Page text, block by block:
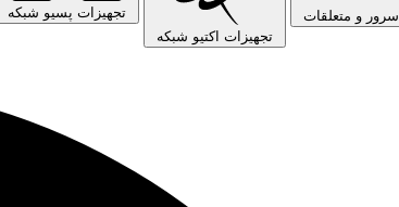
سرور و متعلقات
تجهیزات اکتیو شبکه
تجهیزات پسیو شبکه